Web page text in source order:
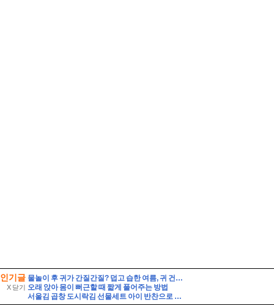
인기글
X 닫기
물놀이 후 귀가 간질간질? 덥고 습한 여름, 귀 건강 지키는 법
오래 앉아 몸이 뻐근할 때 짧게 풀어주는 방법
서울김 곱창 도시락김 선물세트 아이 반찬으로 선택한 솔직한 맛 비교